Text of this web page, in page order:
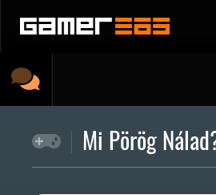
Mi Pörög Nálad?
Ahhoz, hogy te is hozzászólj, be kell